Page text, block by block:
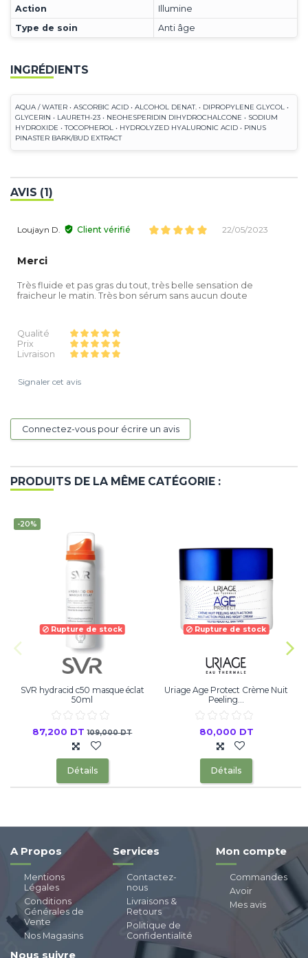
Action
Illumine
Type de soin
Anti âge
INGRÉDIENTS
AQUA / WATER • ASCORBIC ACID • ALCOHOL DENAT. • DIPROPYLENE GLYCOL •
GLYCERIN • LAURETH-23 • NEOHESPERIDIN DIHYDROCHALCONE • SODIUM
HYDROXIDE • TOCOPHEROL • HYDROLYZED HYALURONIC ACID • PINUS
PINASTER BARK/BUD EXTRACT
AVIS (1)
Loujayn D. Client vérifié 22/05/2023
Merci
Très fluide et pas gras du tout, très belle sensation de
fraicheur le matin. Très bon sérum sans aucun doute
Qualité
Prix
Livraison
Signaler cet avis
Connectez-vous pour écrire un avis
PRODUITS DE LA MÊME CATÉGORIE :
-20%
Rupture de stock
SVR hydracid c50 masque éclat
50ml
87,200 DT109,000 DT
Détails
Rupture de stock
Uriage Age Protect Crème Nuit
Peeling...
80,000 DT
Détails
A Propos
Mentions
Légales
Conditions
Générales de
Vente
Nos Magasins
Services
Contactez-
nous
Livraisons &
Retours
Politique de
Confidentialité
Mon compte
Commandes
Avoir
Mes avis
Nous suivre